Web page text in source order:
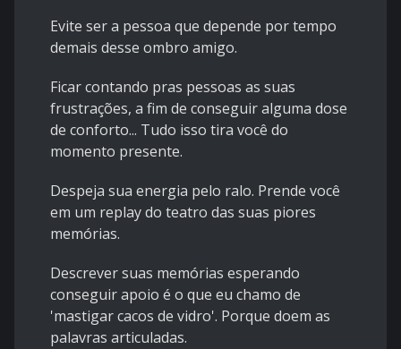
Evite ser a pessoa que depende por tempo
demais desse ombro amigo.
Ficar contando pras pessoas as suas
frustrações, a fim de conseguir alguma dose
de conforto... Tudo isso tira você do
momento presente.
Despeja sua energia pelo ralo. Prende você
em um replay do teatro das suas piores
memórias.
Descrever suas memórias esperando
conseguir apoio é o que eu chamo de
'mastigar cacos de vidro'. Porque doem as
palavras articuladas.